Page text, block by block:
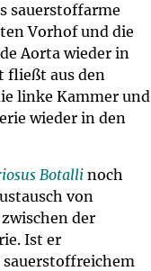
sauerstoffarme
Vorhof und die
Aorta wieder in
fließt aus den
linke Kammer und
wieder in den
Botallinoch
von
der
Ist er